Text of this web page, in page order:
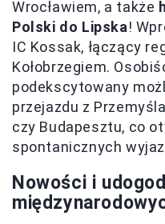
Wrocławiem, a także
Polski do Lipska!
IC Kossak, łączący
Kołobrzegiem.
podekscytowany
przejazdu z
czy Budapesztu, co
spontanicznych
Nowości i